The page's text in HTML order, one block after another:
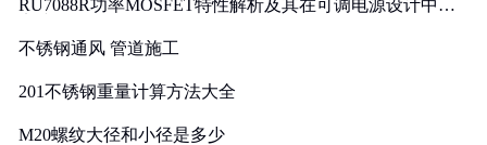
RU7088R功率MOSFET特性解析及其在可调电源设计中的
不锈钢通风 管道施工
201不锈钢重量计算方法大全
M20螺纹大径和小径是多少